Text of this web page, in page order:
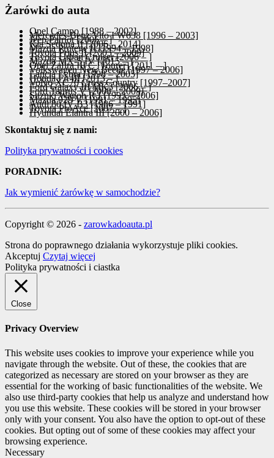
Żarówki do auta
Opel Campo [1988 – 2002]
Mercedes-Benz Vito I W638 [1996 – 2003]
Jeep Patriot [2006 – ]
Kia Sedona II [2006 – 2014]
Mazda Protege II [1994 – 1998]
Toyota Prius II [2003 – 2009]
Toyota Urban Cruiser [2006 – ]
Mazda MX-5 IV [2015 – ]
Opel Zafira III C [Tourer] [2011 – ]
Volkswagen New Beetle [1997 – 2006]
Lancia Lybra [1998 – 2005]
Honda Fit III [2013 – ]
Volvo XC70 Cross Country [1997–2007]
Ford Galaxy III MK3 [2006 – ]
Ford Taurus V [2008 – 2009]
Suzuki Wagon R I [1993 – 2006]
Mazda 929 V [1991 – 1995]
Audi 80 IV B3 [1986 – 1991]
Toyota ProAce [2007 – ]
Hyundai Elantra III [2000 – 2006]
Skontaktuj się z nami:
Polityka prywatności i cookies
PORADNIK:
Jak wymienić żarówkę w samochodzie?
Copyright © 2026 - zarowkadoauta.pl
Strona do poprawnego działania wykorzystuje pliki cookies.
Akceptuj Czytaj więcej
Polityka prywatności i ciastka
Close
Privacy Overview
This website uses cookies to improve your experience while you
navigate through the website. Out of these, the cookies that are
categorized as necessary are stored on your browser as they are
essential for the working of basic functionalities of the website. We
also use third-party cookies that help us analyze and understand how
you use this website. These cookies will be stored in your browser
only with your consent. You also have the option to opt-out of these
cookies. But opting out of some of these cookies may affect your
browsing experience.
Necessary